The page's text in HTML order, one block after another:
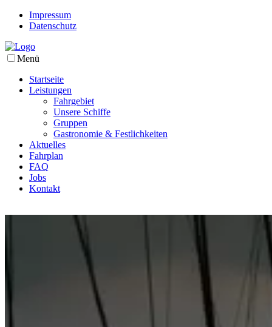
Impressum
Datenschutz
Menü
Startseite
Leistungen
Fahrgebiet
Unsere Schiffe
Gruppen
Gastronomie & Festlichkeiten
Aktuelles
Fahrplan
FAQ
Jobs
Kontakt